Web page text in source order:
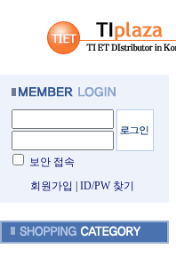
보안 접속
회원가입
ID/PW 찾기